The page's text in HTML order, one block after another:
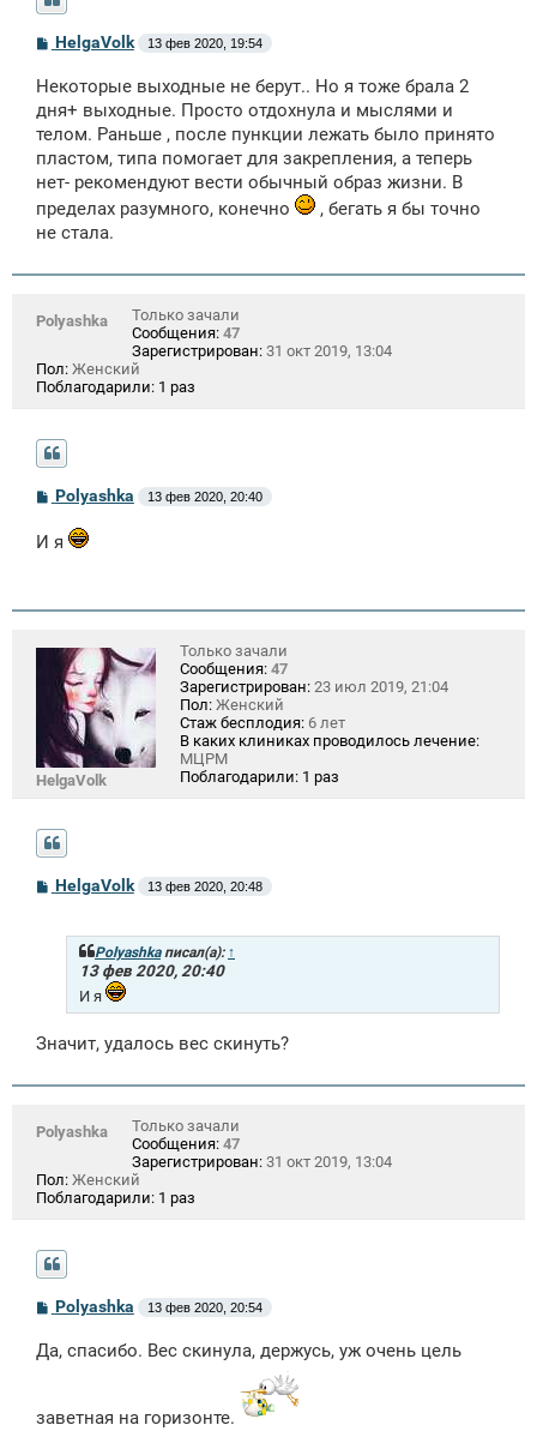
С
б
щ
н
и
HelgaVolk 13 фев 2020, 19:54
Некоторые выходные не берут.. Но я тоже брала 2
дня+ выходные. Просто отдохнула и мыслями и
телом. Раньше , после пункции лежать было принято
пластом, типа помогает для закрепления, а теперь
нет- рекомендуют вести обычный образ жизни. В
пределах разумного, конечно
, бегать я бы точно
не стала.
Polyashka
Только зачали
Сообщения: 47
Зарегистрирован: 31 окт 2019, 13:04
Пол: Женский
Поблагодарили: 1 раз
С
б
и
Polyashka 13 фев 2020, 20:40
И я
HelgaVolk
Только зачали
Сообщения: 47
Зарегистрирован: 23 июл 2019, 21:04
Пол: Женский
Стаж бесплодия: 6 лет
В каких клиниках проводилось лечение:
МЦРМ
Поблагодарили: 1 раз
СHelgaVolk 13 фев 2020, 20:48
Polyashkaписал(а): ↑
13 фев 2020, 20:40
И я
Значит, удалось вес скинуть?
Polyashka
Только зачали
Сообщения: 47
Зарегистрирован: 31 окт 2019, 13:04
Пол: Женский
Поблагодарили: 1 раз
С
о
б
и
Polyashka 13 фев 2020, 20:54
Да, спасибо. Вес скинула, держусь, уж очень цель
заветная на горизонте.